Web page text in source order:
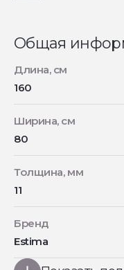
Общая
Длина, см
160
Ширина, см
80
Толщина, мм
11
Бренд
Estima